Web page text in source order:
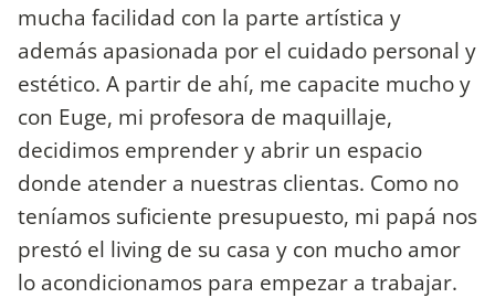
mucha facilidad con la parte artística y
además apasionada por el cuidado personal y
estético. A partir de ahí, me capacite mucho y
con Euge, mi profesora de maquillaje,
decidimos emprender y abrir un espacio
donde atender a nuestras clientas. Como no
teníamos suficiente presupuesto, mi papá nos
prestó el living de su casa y con mucho amor
lo acondicionamos para empezar a trabajar.